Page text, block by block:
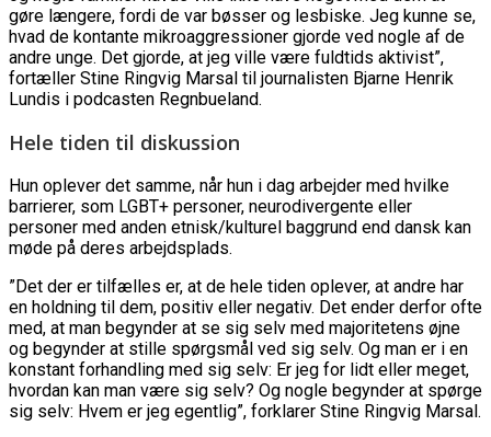
gøre længere, fordi de var bøsser og lesbiske. Jeg kunne se,
hvad de kontante mikroaggressioner gjorde ved nogle af de
andre unge. Det gjorde, at jeg ville være fuldtids aktivist”,
fortæller Stine Ringvig Marsal til journalisten Bjarne Henrik
Lundis i podcasten Regnbueland.
Hele tiden til diskussion
Hun oplever det samme, når hun i dag arbejder med hvilke
barrierer, som LGBT+ personer, neurodivergente eller
personer med anden etnisk/kulturel baggrund end dansk kan
møde på deres arbejdsplads.
”Det der er tilfælles er, at de hele tiden oplever, at andre har
en holdning til dem, positiv eller negativ. Det ender derfor ofte
med, at man begynder at se sig selv med majoritetens øjne
og begynder at stille spørgsmål ved sig selv. Og man er i en
konstant forhandling med sig selv: Er jeg for lidt eller meget,
hvordan kan man være sig selv? Og nogle begynder at spørge
sig selv: Hvem er jeg egentlig”, forklarer Stine Ringvig Marsal.